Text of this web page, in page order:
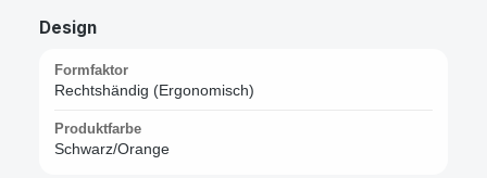
Design
Formfaktor
Rechtshändig (Ergonomisch)
Produktfarbe
Schwarz/Orange